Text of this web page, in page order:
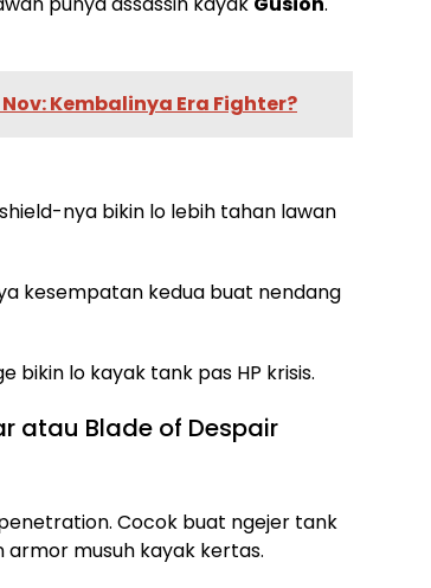
Kembalinya Era Fighter?
nya bikin lo lebih tahan lawan
kesempatan kedua buat nendang
bikin lo kayak tank pas HP krisis.
atau Blade of Despair
Cocok buat ngejer tank
musuh kayak kertas.